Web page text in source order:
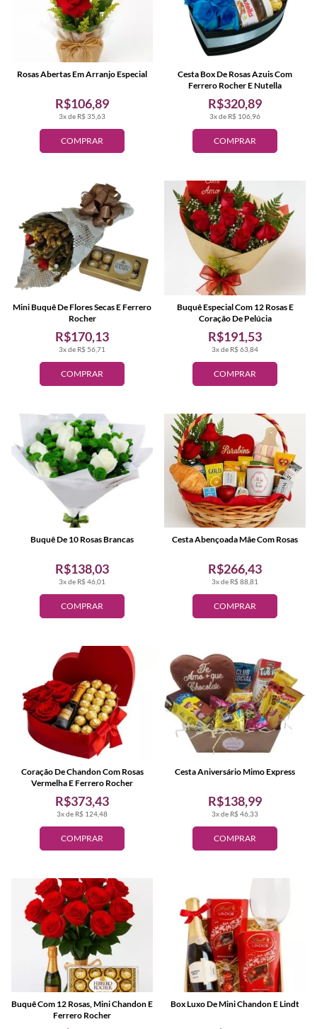
COMPRAR
3x de R$ 35,63
R$106,89
Rosas Abertas Em Arranjo Especial
COMPRAR
3x de R$ 106,96
R$320,89
Cesta Box De Rosas Azuis Com
Ferrero Rocher E Nutella
COMPRAR
3x de R$ 56,71
R$170,13
Mini Buquê De Flores Secas E Ferrero
Rocher
COMPRAR
3x de R$ 63,84
R$191,53
Buquê Especial Com 12 Rosas E
Coração De Pelúcia
COMPRAR
3x de R$ 46,01
R$138,03
Buquê De 10 Rosas Brancas
COMPRAR
3x de R$ 88,81
R$266,43
Cesta Abençoada Mãe Com Rosas
COMPRAR
3x de R$ 124,48
R$373,43
Coração De Chandon Com Rosas
Vermelha E Ferrero Rocher
COMPRAR
3x de R$ 46,33
R$138,99
Cesta Aniversário Mimo Express
Buquê Com 12 Rosas, Mini Chandon E
Ferrero Rocher
Box Luxo De Mini Chandon E Lindt